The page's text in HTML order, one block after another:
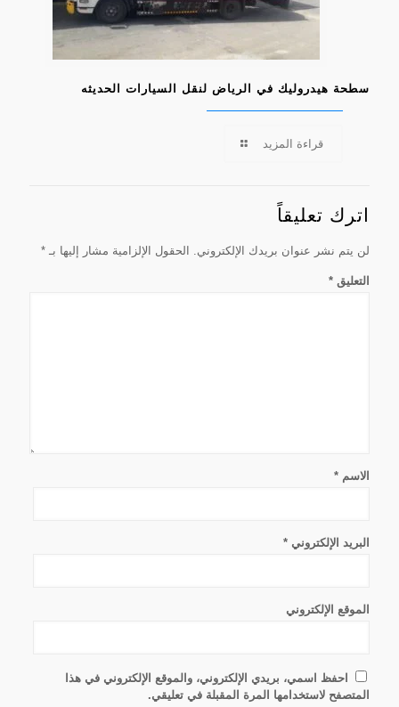
سطحة هيدروليك في الرياض لنقل السيارات الحديثه
قراءة المزيد
اترك تعليقاً
لن يتم نشر عنوان بريدك الإلكتروني. الحقول الإلزامية مشار إليها بـ *
التعليق *
الاسم *
البريد الإلكتروني *
الموقع الإلكتروني
احفظ اسمي، بريدي الإلكتروني، والموقع الإلكتروني في هذا
المتصفح لاستخدامها المرة المقبلة في تعليقي.